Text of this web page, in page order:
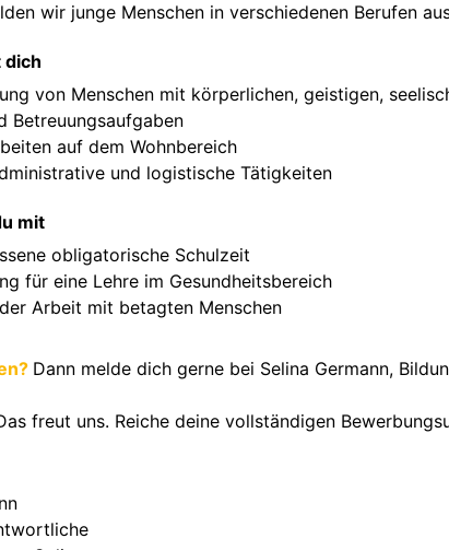
wir junge Menschen in verschiedenen Berufen
dich
von Menschen mit körperlichen, geistigen,
Betreuungsaufgaben
auf dem Wohnbereich
und logistische Tätigkeiten
mit
obligatorische Schulzeit
für eine Lehre im Gesundheitsbereich
Arbeit mit betagten Menschen
Dann melde dich gerne bei Selina Germann,
freut uns. Reiche deine vollständigen